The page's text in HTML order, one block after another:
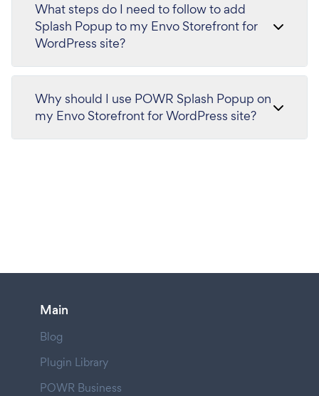
What steps do I need to follow to add
Splash Popup to my Envo Storefront for
WordPress site?
Why should I use POWR Splash Popup on
my Envo Storefront for WordPress site?
Main
Blog
Plugin Library
POWR Business